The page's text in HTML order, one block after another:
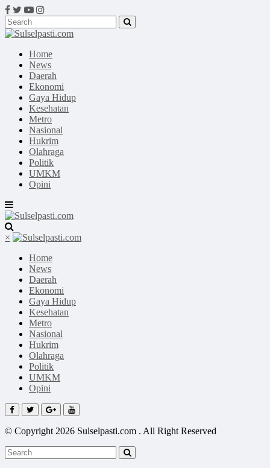
Home
News
Daerah
Ekonomi
Gaya Hidup
Kesehatan
Metro
Nasional
Hukrim
Olahraga
Politik
UMKM
Opini
×
Home
News
Daerah
Ekonomi
Gaya Hidup
Kesehatan
Metro
Nasional
Hukrim
Olahraga
Politik
UMKM
Opini
© Copyright 2026 Sulselpasti.com . All Right Reserved